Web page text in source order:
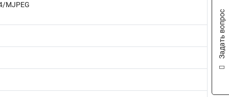
MJPEG
Задать вопрос